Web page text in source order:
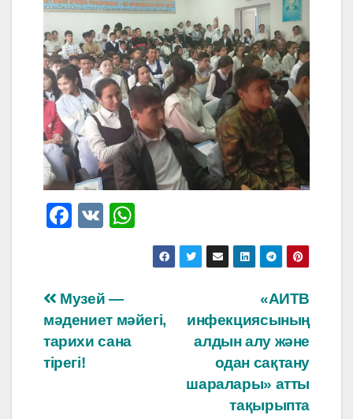
F
e
b
o
o
V
at
A
Навигация
по
записям
«АИТВ
инфекциясының
алдын алу және
одан сақтану
шаралары» атты
тақырыпта
Музей —
мәдениет мәйегі,
тарихи сана
тірегі!